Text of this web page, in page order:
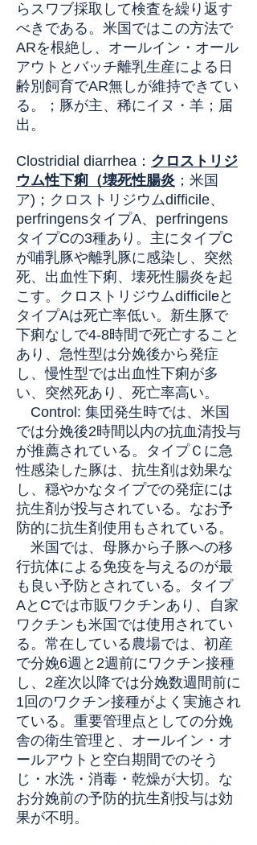
らスワブ採取して検査を繰り返す
べきである。米国ではこの方法で
ARを根絶し、オールイン・オール
アウトとバッチ離乳生産による日
齢別飼育でAR無しが維持できてい
る。；豚が主、稀にイヌ・羊；届
出。
Clostridial diarrhea ： クロストリジ
ウム性下痢（壊死性腸炎 ； 米国
ア)； クロストリジウムdifficile、
perfringensタイプA、perfringens
タイプCの3種あり。主にタイプC
が哺乳豚や離乳豚に感染し、突然
死、出血性下痢、壊死性腸炎を起
こす。クロストリジウムdifficileと
タイプAは死亡率低い。新生豚で
下痢なしで4-8時間で死亡すること
あり、急性型は分娩後から発症
し、慢性型では出血性下痢が多
い、突然死あり、死亡率高い。
Control: 集団発生時では、米国
では分娩後2時間以内の抗血清投与
が推薦されている。タイプＣに急
性感染した豚は、抗生剤は効果な
し、穏やかなタイプでの発症には
抗生剤が投与されている。なお予
防的に抗生剤使用もされている。
米国では、母豚から子豚への移
行抗体による免疫を与えるのが最
も良い予防とされている。タイプ
AとCでは市販ワクチンあり、自家
ワクチンも米国では使用されてい
る。常在している農場では、初産
で分娩6週と2週前にワクチン接種
し、2産次以降では分娩数週間前に
1回のワクチン接種がよく実施され
ている。重要管理点としての分娩
舎の衛生管理と、オールイン・オ
ールアウトと空白期間でのそう
じ・水洗・消毒・乾燥が大切。な
お分娩前の予防的抗生剤投与は効
果が不明。